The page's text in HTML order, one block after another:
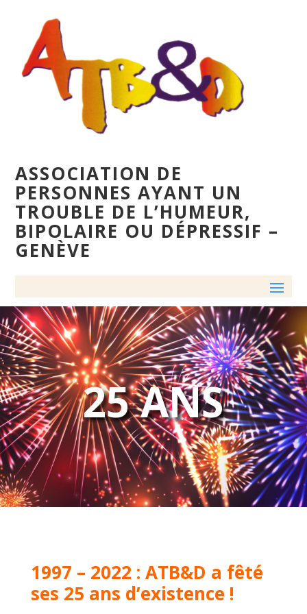
ASSOCIATION DE
PERSONNES AYANT UN
TROUBLE DE L’HUMEUR,
BIPOLAIRE OU DÉPRESSIF –
GENÈVE
25 ANS
1997 – 2022 : ATB&D a fêté
ses 25 ans d’existence !